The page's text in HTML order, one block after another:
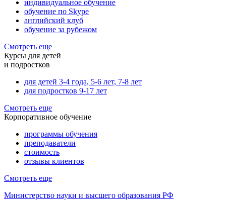
индивидуальное обучение
обучение по Skype
английский клуб
обучение за рубежом
Смотреть еще
Курсы для детей
и подростков
для детей 3-4 года, 5-6 лет, 7-8 лет
для подростков 9-17 лет
Смотреть еще
Корпоративное обучение
программы обучения
преподаватели
стоимость
отзывы клиентов
Смотреть еще
Министерство науки и высшего образования РФ